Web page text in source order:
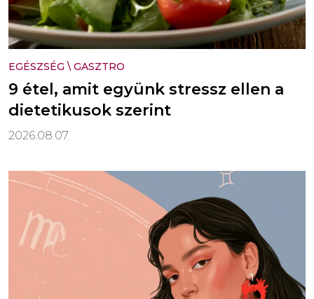
EGÉSZSÉG \ GASZTRO
9 étel, amit együnk stressz ellen a
dietetikusok szerint
2026.08.07.